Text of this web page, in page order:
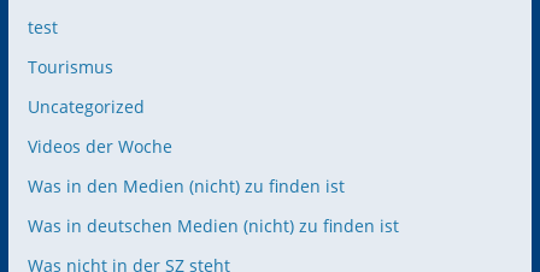
test
Tourismus
Uncategorized
Videos der Woche
Was in den Medien (nicht) zu finden ist
Was in deutschen Medien (nicht) zu finden ist
Was nicht in der SZ steht